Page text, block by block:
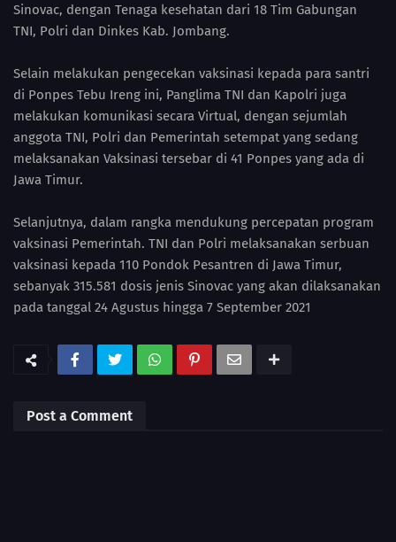
Sinovac, dengan Tenaga kesehatan dari 18 Tim Gabungan
TNI, Polri dan Dinkes Kab. Jombang.
Selain melakukan pengecekan vaksinasi kepada para santri
di Ponpes Tebu Ireng ini, Panglima TNI dan Kapolri juga
melakukan komunikasi secara Virtual, dengan sejumlah
anggota TNI, Polri dan Pemerintah setempat yang sedang
melaksanakan Vaksinasi tersebar di 41 Ponpes yang ada di
Jawa Timur.
Selanjutnya, dalam rangka mendukung percepatan program
vaksinasi Pemerintah. TNI dan Polri melaksanakan serbuan
vaksinasi kepada 110 Pondok Pesantren di Jawa Timur,
sebanyak 315.581 dosis jenis Sinovac yang akan dilaksanakan
pada tanggal 24 Agustus hingga 7 September 2021
Post a Comment